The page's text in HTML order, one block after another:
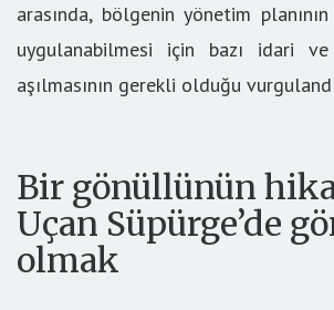
arasında, bölgenin yönetim
uygulanabilmesi için bazı idari
aşılmasının gerekli olduğu
Bir gönüllünün
Uçan Süpürge’de
olmak